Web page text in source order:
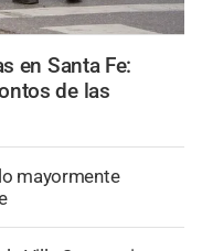
en Santa Fe:
de las
mayormente